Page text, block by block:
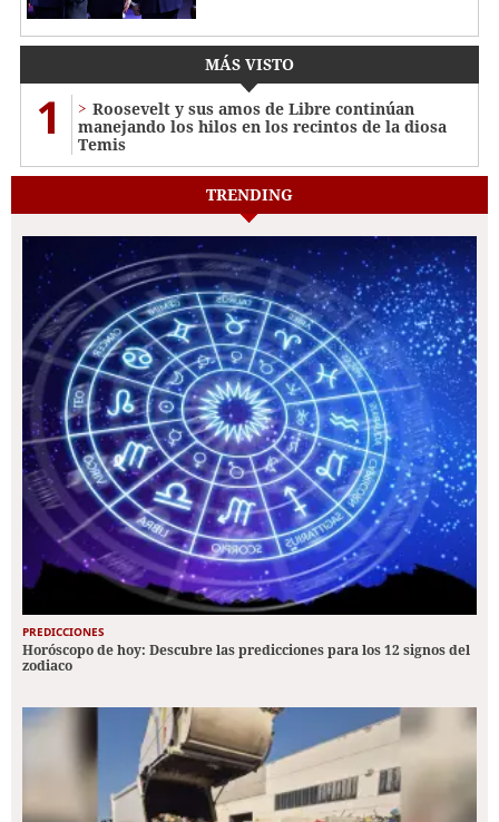
MÁS VISTO
1
Roosevelt y sus amos de Libre continúan
manejando los hilos en los recintos de la diosa
Temis
TRENDING
PREDICCIONES
Horóscopo de hoy: Descubre las predicciones para los 12 signos del
zodiaco